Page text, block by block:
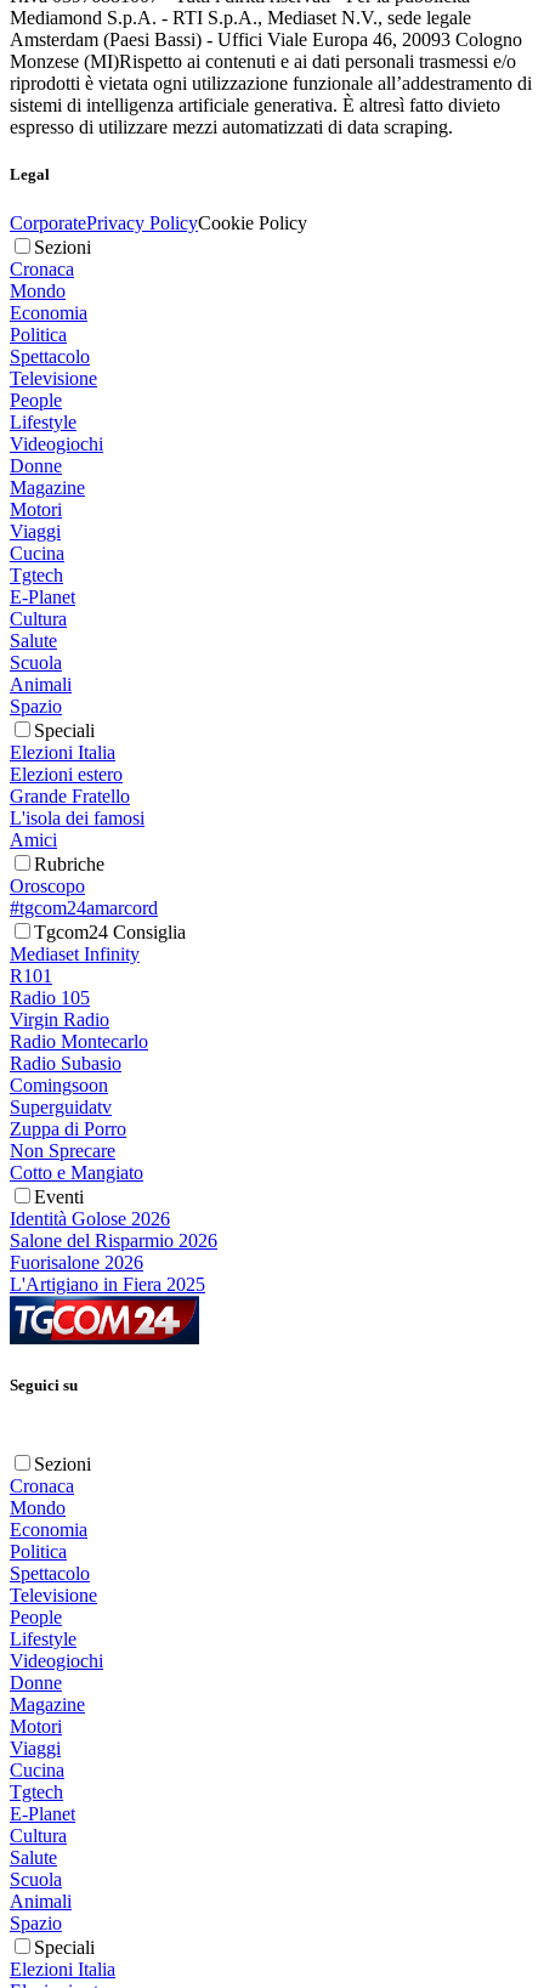
Mediamond S.p.A. - RTI S.p.A., Mediaset N.V., sede legale
Amsterdam (Paesi Bassi) - Uffici Viale Europa 46, 20093 Cologno
Monzese (MI)Rispetto ai contenuti e ai dati personali trasmessi e/o
riprodotti è vietata ogni utilizzazione funzionale all’addestramento di
sistemi di intelligenza artificiale generativa. È altresì fatto divieto
espresso di utilizzare mezzi automatizzati di data scraping.
Legal
CorporatePrivacy PolicyCookie Policy
Sezioni
Cronaca
Mondo
Economia
Politica
Spettacolo
Televisione
People
Lifestyle
Videogiochi
Donne
Magazine
Motori
Viaggi
Cucina
Tgtech
E-Planet
Cultura
Salute
Scuola
Animali
Spazio
Speciali
Elezioni Italia
Elezioni estero
Grande Fratello
L'isola dei famosi
Amici
Rubriche
Oroscopo
#tgcom24amarcord
Tgcom24 Consiglia
Mediaset Infinity
R101
Radio 105
Virgin Radio
Radio Montecarlo
Radio Subasio
Comingsoon
Superguidatv
Zuppa di Porro
Non Sprecare
Cotto e Mangiato
Eventi
Identità Golose 2026
Salone del Risparmio 2026
Fuorisalone 2026
L'Artigiano in Fiera 2025
Seguici su
Sezioni
Cronaca
Mondo
Economia
Politica
Spettacolo
Televisione
People
Lifestyle
Videogiochi
Donne
Magazine
Motori
Viaggi
Cucina
Tgtech
E-Planet
Cultura
Salute
Scuola
Animali
Spazio
Speciali
Elezioni Italia